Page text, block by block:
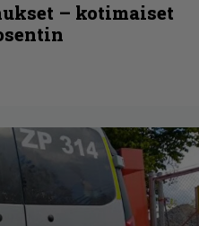
– kotimaiset